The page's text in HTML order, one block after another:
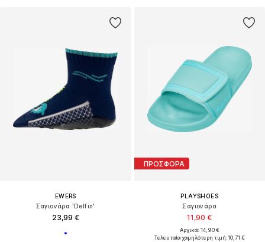
EWERS
Σαγιονάρα 'Delfin'
23,99 €
ΠΡΟΣΦΟΡΑ
PLAYSHOES
Σαγιονάρα
11,90 €
Αρχικά: 14,90 €
Τελευταία χαμηλότερη τιμή:10,71 €